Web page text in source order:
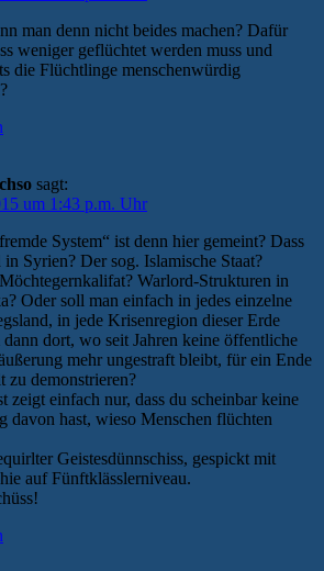
man denn nicht beides machen? Dafür
weniger geflüchtet werden muss und
die Flüchtlinge menschenwürdig
sagt:
um 1:43 p.m. Uhr
System“ ist denn hier gemeint? Dass
in Syrien? Der sog. Islamische Staat?
Warlord-Strukturen in
Oder soll man einfach in jedes einzelne
in jede Krisenregion dieser Erde
dann dort, wo seit Jahren keine öffentliche
mehr ungestraft bleibt, für ein Ende
zu demonstrieren?
zeigt einfach nur, dass du scheinbar keine
davon hast, wieso Menschen flüchten
Geistesdünnschiss, gespickt mit
auf Fünftklässlerniveau.